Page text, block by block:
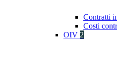
Contratti
Costi
OIV 2